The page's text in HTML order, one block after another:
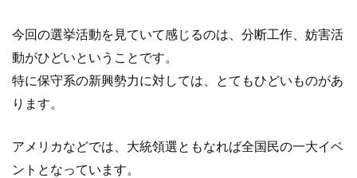
今回の選挙活動を見ていて感じるのは、分断工作、妨害活
動がひどいということです。
特に保守系の新興勢力に対しては、とてもひどいものがあ
ります。
アメリカなどでは、大統領選ともなれば全国民の一大イベ
ントとなっています。